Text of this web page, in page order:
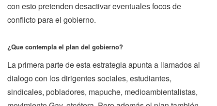
con esto pretenden desactivar eventuales focos de
conflicto para el gobierno.
¿Que contempla el plan del gobierno?
La primera parte de esta estrategia apunta a llamados al
dialogo con los dirigentes sociales, estudiantes,
sindicales, pobladores, mapuche, medioambientalistas,